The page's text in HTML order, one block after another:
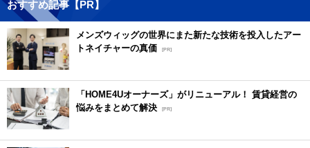
おすすめ記事【PR】
メンズウィッグの世界にまた新たな技術を投入したアー
トネイチャーの真価 [PR]
「HOME4Uオーナーズ」がリニューアル！ 賃貸経営の
悩みをまとめて解決 [PR]